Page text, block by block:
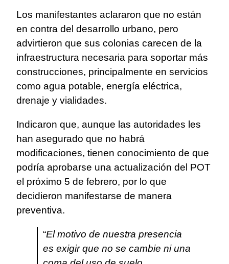
Los manifestantes aclararon que no están
en contra del desarrollo urbano, pero
advirtieron que sus colonias carecen de la
infraestructura necesaria para soportar más
construcciones, principalmente en servicios
como agua potable, energía eléctrica,
drenaje y vialidades.
Indicaron que, aunque las autoridades les
han asegurado que no habrá
modificaciones, tienen conocimiento de que
podría aprobarse una actualización del POT
el próximo 5 de febrero, por lo que
decidieron manifestarse de manera
preventiva.
“El motivo de nuestra presencia
es exigir que no se cambie ni una